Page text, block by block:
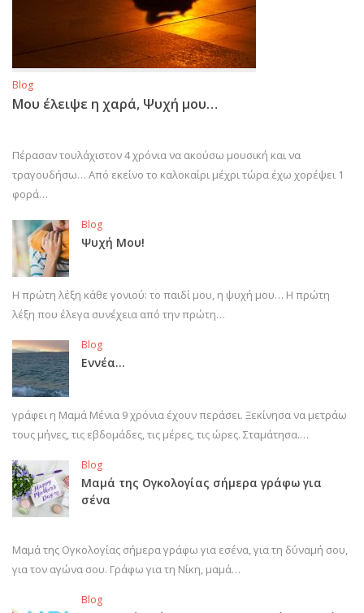
Blog
Μου έλειψε η χαρά, Ψυχή μου…
Πέρασαν τουλάχιστον 4 χρόνια να ακούσω μουσική και να
τραγουδήσω… Από εκείνο το καλοκαίρι μέχρι τώρα έχω χορέψει 1
φορά…
Blog
Ψυχή Μου!
Η πρώτη λέξη κάθε γονιού: το παιδί μου, η ψυχή μου… Η πρώτη
λέξη που έλεγα συνέχεια από την πρώτη…
Blog
Εννέα…
γράφει η Μαμά Μένια 9 χρόνια έχουν περάσει. Ξεκίνησα να μετράω
τους μήνες, τις εβδομάδες, τις μέρες, τις ώρες. Σταμάτησα.…
Blog
Μαμά της Ογκολογίας σήμερα γράφω για
σένα
Μαμά της Ογκολογίας σήμερα γράφω για εσένα, για τη δύναμή σου,
για τον αγώνα σου. Γράφω για τη Νίκη, μαμά…
Blog